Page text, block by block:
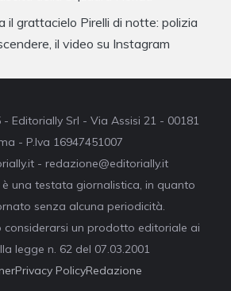
il grattacielo Pirelli di notte: polizia
il video su Instagram
Editorially Srl - Via Assisi 21 - 00181
- P.Iva 16947451007
- redazione@editorially.it
una testata giornalistica, in quanto
senza alcuna periodicità.
un prodotto editoriale ai
legge n. 62 del 07.03.2001
Privacy PolicyRedazione